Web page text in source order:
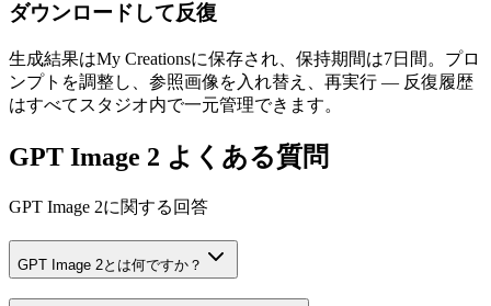
ダウンロードして反復
生成結果はMy Creationsに保存され、保持期間は7日間。プロ
ンプトを調整し、参照画像を入れ替え、再実行 — 反復履歴
はすべてスタジオ内で一元管理できます。
GPT Image 2 よくある質問
GPT Image 2に関する回答
GPT Image 2とは何ですか？